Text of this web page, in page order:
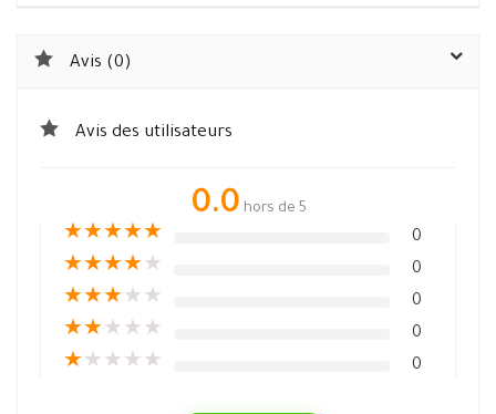
Avis (0)
Avis des utilisateurs
0.0 hors de 5
★★★★★ 0
★★★★★ 0
★★★★ ★ 0
★★★ ★ ★ 0
★★ ★ ★ ★ 0